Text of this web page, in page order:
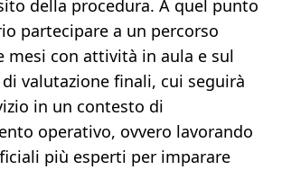
della procedura. A quel punto
partecipare a un percorso
mesi con attività in aula e sul
valutazione finali, cui seguirà
in un contesto di
operativo, ovvero lavorando
più esperti per imparare